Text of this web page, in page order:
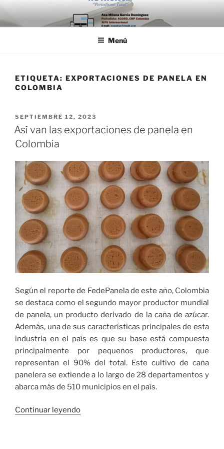
Saltar
al
contenido
Menú
ETIQUETA: EXPORTACIONES DE PANELA EN
COLOMBIA
PUBLICADO
EL
SEPTIEMBRE 12, 2023
Así van las exportaciones de panela en
Colombia
Según el reporte de FedePanela de este año, Colombia
se destaca como el segundo mayor productor mundial
de panela, un producto derivado de la caña de azúcar.
Además, una de sus características principales de esta
industria en el país es que su base está compuesta
principalmente por pequeños productores, que
representan el 90% del total. Este cultivo de caña
panelera se extiende a lo largo de 28 departamentos y
abarca más de 510 municipios en el país.
Continuar leyendo«Así